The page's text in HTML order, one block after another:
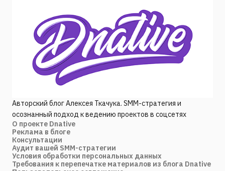
Авторский блог Алексея Ткачука. SMM-стратегия и
осознанный подход к ведению проектов в соцсетях
О проекте Dnative
Реклама в блоге
Консультации
Аудит вашей SMM-стратегии
Условия обработки персональных данных
Требования к перепечатке материалов из блога Dnative